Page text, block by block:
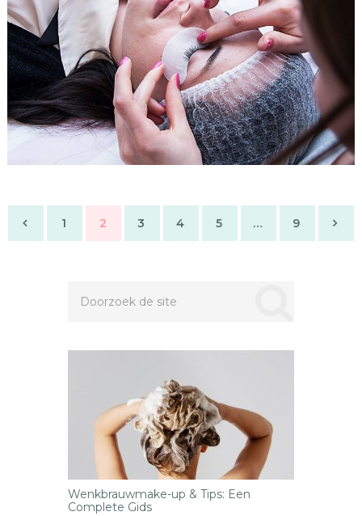
Berichtnavigatie
1 2 3 4 5 … 9
Wenkbrauwmake-up & Tips: Een
Complete Gids